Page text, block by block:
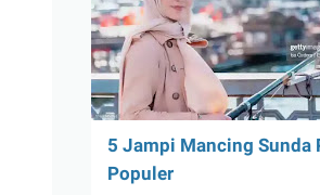
5 Jampi Mancing Sunda
Populer